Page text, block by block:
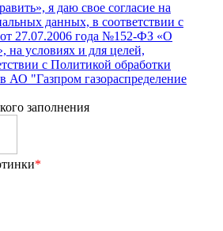
я даю свое согласие на
данных, в соответствии с
27.07.2006 года №152-ФЗ «О
на условиях и для целей,
с Политикой обработки
АО "Газпром газораспределение
заполнения
*